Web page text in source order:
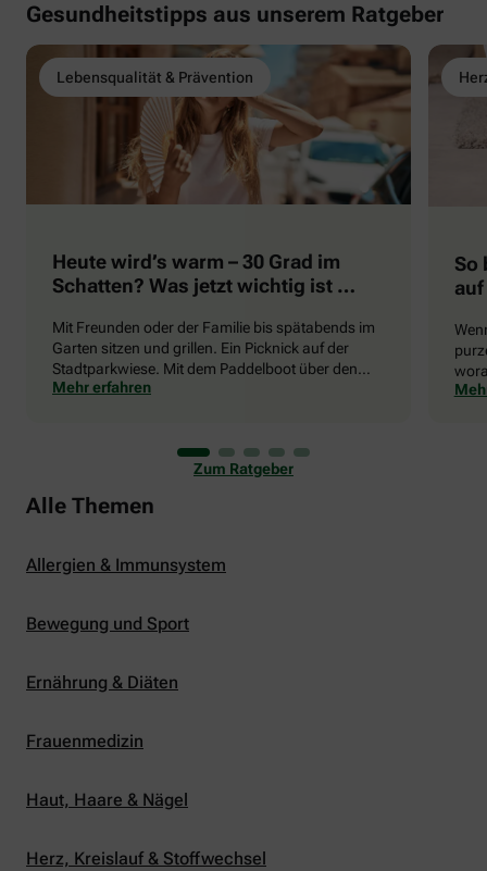
Gesundheitstipps aus unserem Ratgeber
Lebensqualität & Prävention
Heute wird’s warm – 30 Grad im
Schatten? Was jetzt wichtig ist …
Mit Freunden oder der Familie bis spätabends im
Garten sitzen und grillen. Ein Picknick auf der
Stadtparkwiese. Mit dem Paddelboot über den
See gleiten oder eine Radtour durch die blühende
er uns auch ganz schön zu schaffen. Wenn die
Temperaturen tagsüber auf mehr als 30 Grad
klettern und uns warme Tropennächte den Schlaf
rauben, sehnen wir uns oft nach einem
Mehr erfahren
So
die
Zum Ratgeber
Alle Themen
Allergien & Immunsystem
Bewegung und Sport
Ernährung & Diäten
Frauenmedizin
Haut, Haare & Nägel
Herz, Kreislauf & Stoffwechsel